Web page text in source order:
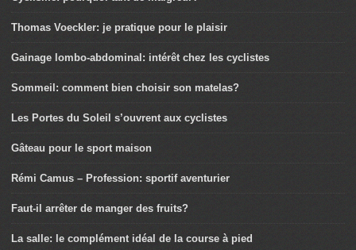
Thomas Voeckler: je pratique pour le plaisir
Gainage lombo-abdominal: intérêt chez les cyclistes
Sommeil: comment bien choisir son matelas?
Les Portes du Soleil s’ouvrent aux cyclistes
Gâteau pour le sport maison
Rémi Camus – Profession: sportif aventurier
Faut-il arrêter de manger des fruits?
La salle: le complément idéal de la course à pied